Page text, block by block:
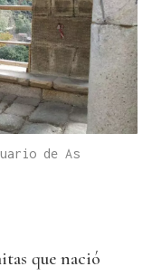
de As
que nació